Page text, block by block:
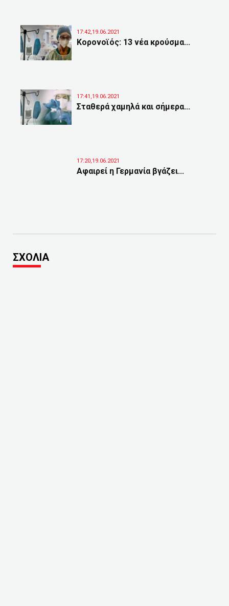
17:42,19.06.2021
Κορονοϊός: 13 νέα κρούσμα...
17:41,19.06.2021
Σταθερά χαμηλά και σήμερα...
17:20,19.06.2021
Αφαιρεί η Γερμανία βγάζει...
ΣΧΟΛΙΑ